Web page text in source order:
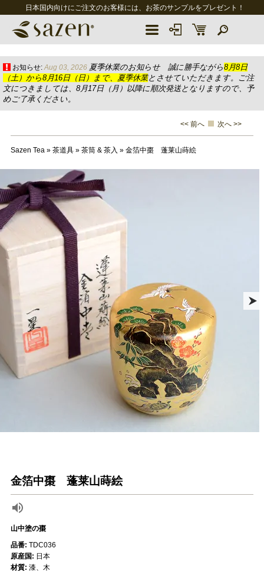
日本国内向けにご注文のお客様には、お茶のサンプルをプレゼント！
お知らせ: Aug 03, 2026 夏季休業のお知らせ 誠に勝手ながら8月8日
（土）から8月16日（日）まで、夏季休業とさせていただきます。ご注
文につきましては、8月17日（月）以降に順次発送となりますので、予
めご了承ください。
<< 前へ 次へ >>
Sazen Tea» 茶道具» 茶筒 & 茶入 » 金箔中棗 蓬莱山蒔絵
金箔中棗 蓬莱山蒔絵
山中塗の棗
品番: TDC036
原産国: 日本
材質: 漆、木